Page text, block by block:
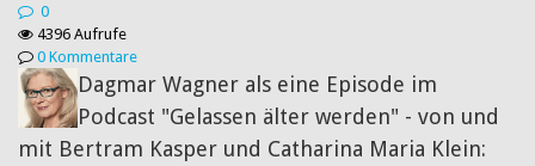
0
4396 Aufrufe
0 Kommentare
Dagmar Wagner als eine Episode im
Podcast "Gelassen älter werden" - von und
mit Bertram Kasper und Catharina Maria Klein: